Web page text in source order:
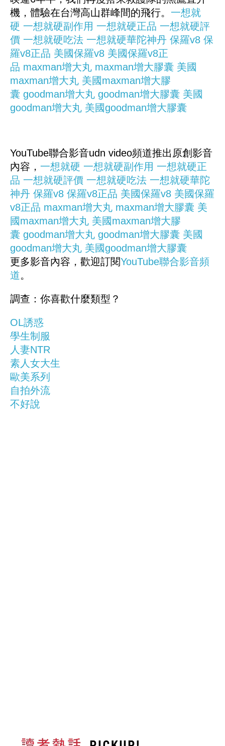
機，體驗在台灣高山群峰間的飛行。 一想就
硬 一想就硬副作用 一想就硬正品 一想就硬評
價 一想就硬吃法 一想就硬華陀神丹 保羅v8 保
羅v8正品 美國保羅v8 美國保羅v8正
品 maxman增大丸 maxman增大膠囊 美國
maxman增大丸 美國maxman增大膠
囊 goodman增大丸 goodman增大膠囊 美國
goodman增大丸 美國goodman增大膠囊
YouTube聯合影音udn video頻道推出原創影音
內容， 一想就硬 一想就硬副作用 一想就硬正
品 一想就硬評價 一想就硬吃法 一想就硬華陀
神丹 保羅v8 保羅v8正品 美國保羅v8 美國保羅
v8正品 maxman增大丸 maxman增大膠囊 美
國maxman增大丸 美國maxman增大膠
囊 goodman增大丸 goodman增大膠囊 美國
goodman增大丸 美國goodman增大膠囊
更多影音內容，歡迎訂閱YouTube聯合影音頻
道。
調查：你喜歡什麼類型？
OL誘惑
學生制服
人妻NTR
素人女大生
歐美系列
自拍外流
不好說